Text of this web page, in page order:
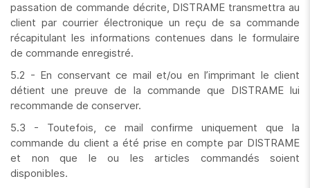
passation de commande décrite, DISTRAME transmettra au
client par courrier électronique un reçu de sa commande
récapitulant les informations contenues dans le formulaire
de commande enregistré.
5.2 - En conservant ce mail et/ou en l’imprimant le client
détient une preuve de la commande que DISTRAME lui
recommande de conserver.
5.3 - Toutefois, ce mail confirme uniquement que la
commande du client a été prise en compte par DISTRAME
et non que le ou les articles commandés soient
disponibles.